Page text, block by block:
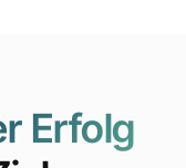
Erfolg